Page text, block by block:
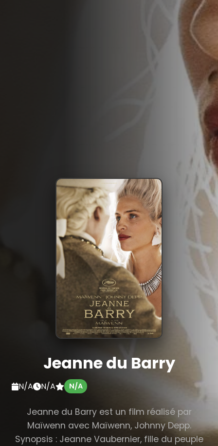
Jeanne du Barry
N/A N/A N/A
Jeanne du Barry est un film réalisé par
Maïwenn avec Maïwenn, Johnny Depp.
Synopsis : Jeanne Vaubernier, fille du peuple